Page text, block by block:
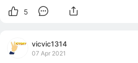
5
vicvic1314
07 Apr 2021